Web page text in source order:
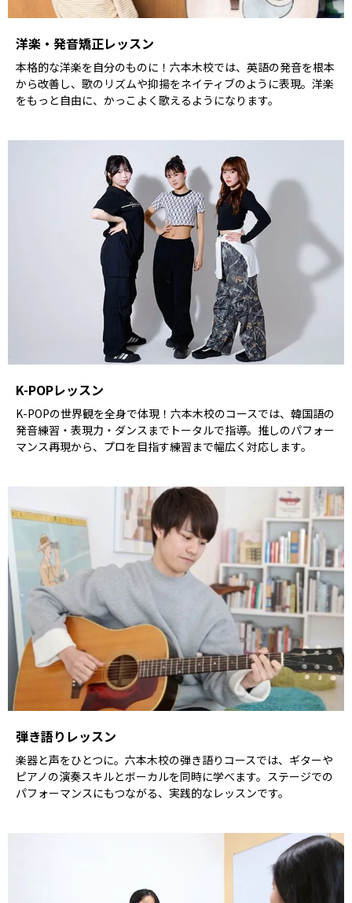
洋楽・発音矯正レッスン
本格的な洋楽を自分のものに！六本木校では、英語の発音を根本
から改善し、歌のリズムや抑揚をネイティブのように表現。洋楽
をもっと自由に、かっこよく歌えるようになります。
K-POPレッスン
K-POPの世界観を全身で体現！六本木校のコースでは、韓国語の
発音練習・表現力・ダンスまでトータルで指導。推しのパフォー
マンス再現から、プロを目指す練習まで幅広く対応します。
弾き語りレッスン
楽器と声をひとつに。六本木校の弾き語りコースでは、ギターや
ピアノの演奏スキルとボーカルを同時に学べます。ステージでの
パフォーマンスにもつながる、実践的なレッスンです。